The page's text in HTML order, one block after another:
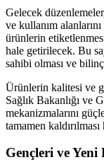
Gelecek
ve kullanım
ürünlerin
hale getirilecek. Bu
sahibi olması ve
Ürünlerin kalitesi ve
Sağlık Bakanlığı ve
mekanizmalarını
tamamen
Gençleri ve Yeni